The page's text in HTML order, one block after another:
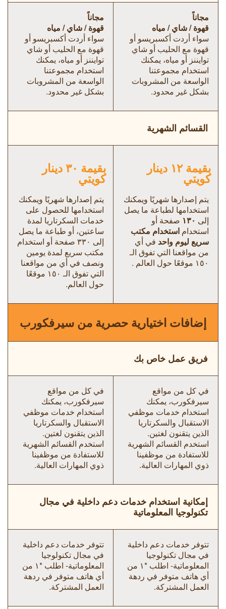
مجاناً
قهوة / شاي / مياه
سواء أردت أكسبريسو أو
قهوة مع الحليب أو شاي
توايننز أو مياه، يمكنك
استخدام مجموعتنا
الواسعة من المشروبات
بشكل غير محدود.
مجاناً
قهوة / شاي / مياه
سواء أردت أكسبريسو أو
قهوة مع الحليب أو شاي
توايننز أو مياه، يمكنك
استخدام مجموعتنا
الواسعة من المشروبات
بشكل غير محدود.
القسائم الشهرية
بقيمة ١۲ دينار
كويتي
يتم إصدارها شهريًا ويمكنك
استخدامها لطباعة ما يصل
إلى ١٣٠ صفحة أو
استخدام استخدام مكتب
سريع ليوم واحد في أي
من مواقعنا التي تفوق الـ
١٥٠ موقعًا حول العالم .
بقيمة ٣٠ دينار
كويتي
يتم إصدارها شهريًا ويمكنك
استخدامها للحصول على
خدمات السكرتاريا لمدة
ساعتين، أو طباعة ما يصل
إلى ٣٣٠ صفحة أو استخدام
مكتب سريع لمدة يومين
ونصف في أي من مواقعنا
التي تفوق الـ ١٥٠ موقعًا
حول العالم.
إضافات اختيارية حصرية من سيرفكورب
فريق عمل خاص بك
في كل من مواقع
سيرفكورب، يمكنك
استخدام خدمات موظفي
الاستقبال والسكرتاريا
الذين يتقنون لغتين.
استخدم القسائم الشهرية
للاستفادة من موظفينا
ذوي المهارات العالية.
في كل من مواقع
سيرفكورب، يمكنك
استخدام خدمات موظفي
الاستقبال والسكرتاريا
الذين يتقنون لغتين.
استخدم القسائم الشهرية
للاستفادة من موظفينا
ذوي المهارات العالية.
إمكانية استخدام خدمات دعم داخلية في مجال
تكنولوجيا المعلوماتية
تتوفر خدمات دعم داخلية
في مجال تكنولوجيا
المعلوماتية- اطلب *١ من
أي هاتف متوفر في ردهة
العمل المشتركة.
تتوفر خدمات دعم داخلية
في مجال تكنولوجيا
المعلوماتية- اطلب *١ من
أي هاتف متوفر في ردهة
العمل المشتركة.